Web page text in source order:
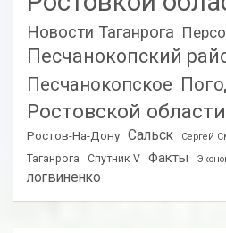
Новости Таганрога
Песчанокопский
Песчанокопское
Ростовской области
Ростов-На-Дону Сальск Сергей
Таганрога
Спутник V Факты
логвиненко